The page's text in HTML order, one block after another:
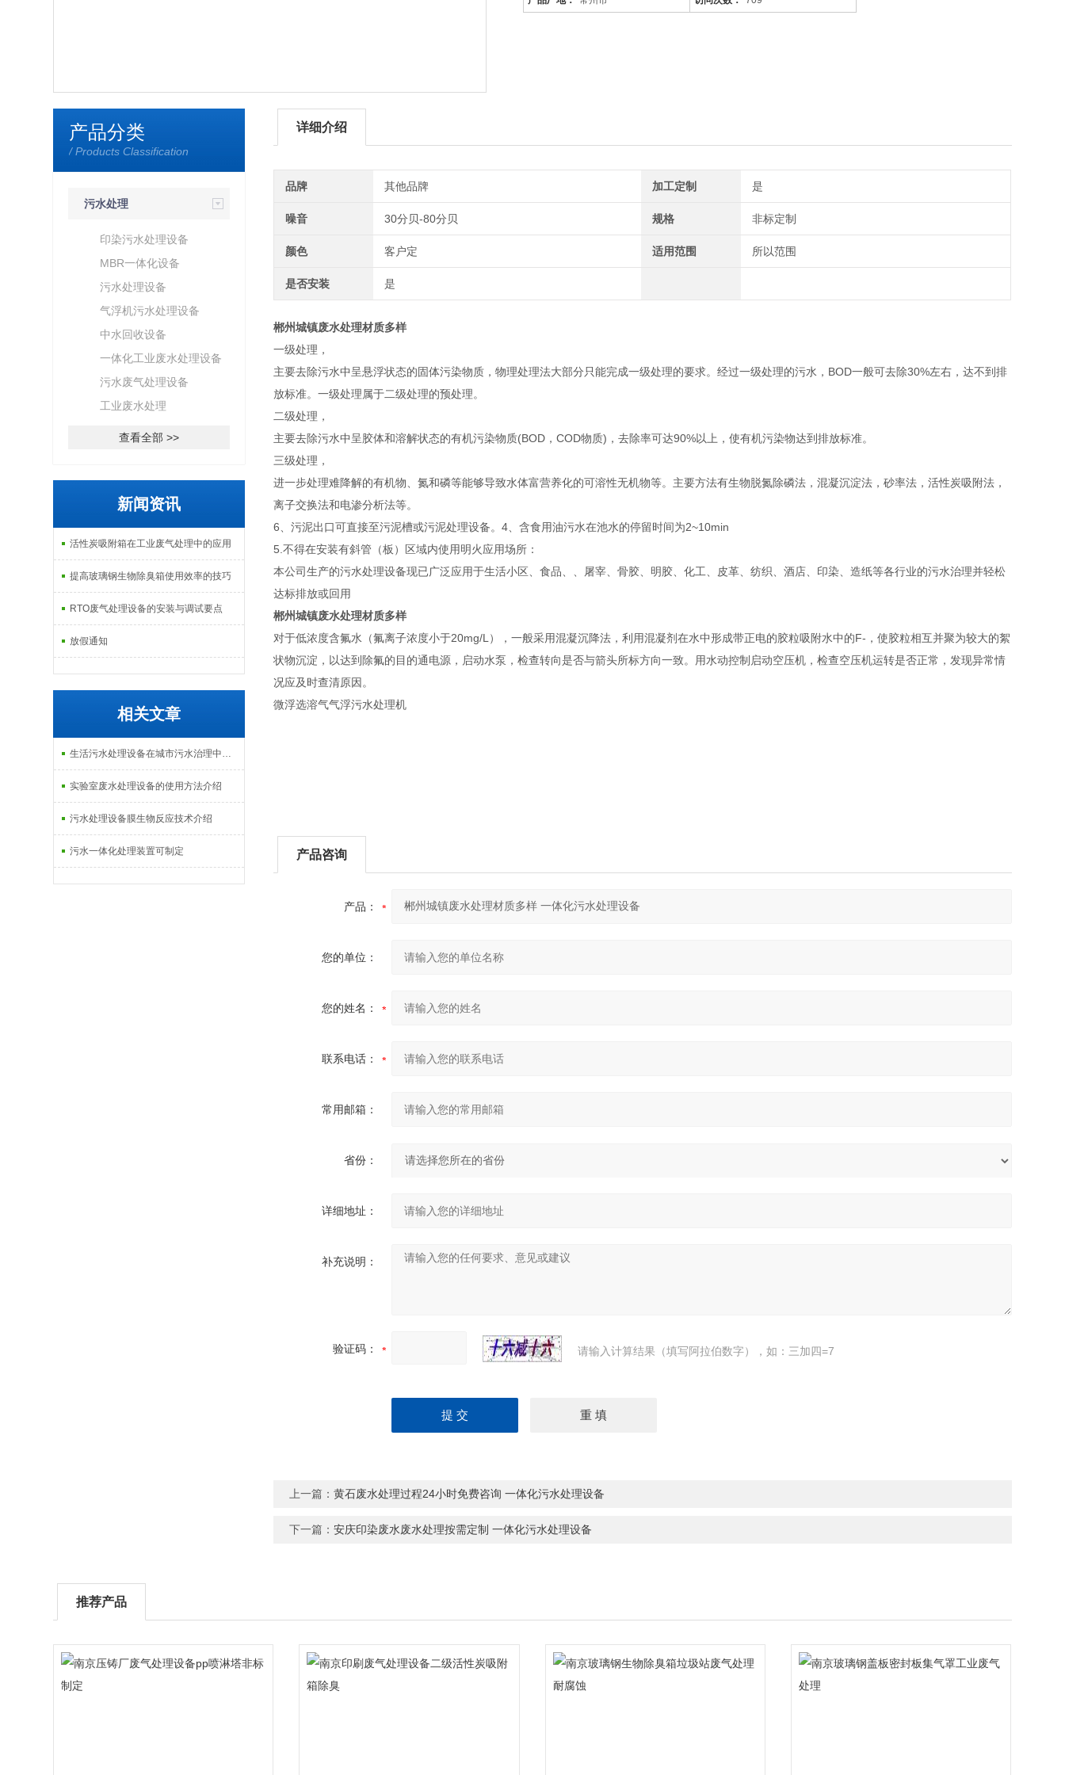
产品分类
/ Products Classification
污水处理
印染污水处理设备
MBR一体化设备
污水处理设备
气浮机污水处理设备
中水回收设备
一体化工业废水处理设备
污水废气处理设备
工业废水处理
查看全部 >>
新闻资讯
活性炭吸附箱在工业废气处理中的应用
提高玻璃钢生物除臭箱使用效率的技巧
RTO废气处理设备的安装与调试要点
放假通知
相关文章
生活污水处理设备在城市污水治理中的应用介绍
实验室废水处理设备的使用方法介绍
污水处理设备膜生物反应技术介绍
污水一体化处理装置可制定
详细介绍
品牌 其他品牌 加工定制 是
噪音 30分贝-80分贝 规格 非标定制
颜色 客户定 适用范围 所以范围
是否安装 是
郴州城镇废水处理材质多样
一级处理，
主要去除污水中呈悬浮状态的固体污染物质，物理处理法大部分只能完成一级处理的要求。经过一级处理的污水，BOD一般可去除30%左右，达不到排
放标准。一级处理属于二级处理的预处理。
二级处理，
主要去除污水中呈胶体和溶解状态的有机污染物质(BOD，COD物质)，去除率可达90%以上，使有机污染物达到排放标准。
三级处理，
进一步处理难降解的有机物、氮和磷等能够导致水体富营养化的可溶性无机物等。主要方法有生物脱氮除磷法，混凝沉淀法，砂率法，活性炭吸附法，
离子交换法和电渗分析法等。
6、污泥出口可直接至污泥槽或污泥处理设备。4、含食用油污水在池水的停留时间为2~10min
5.不得在安装有斜管（板）区域内使用明火应用场所：
本公司生产的污水处理设备现已广泛应用于生活小区、食品、、屠宰、骨胶、明胶、化工、皮革、纺织、酒店、印染、造纸等各行业的污水治理并轻松
达标排放或回用
郴州城镇废水处理材质多样
对于低浓度含氟水（氟离子浓度小于20mg/L），一般采用混凝沉降法，利用混凝剂在水中形成带正电的胶粒吸附水中的F-，使胶粒相互并聚为较大的絮
状物沉淀，以达到除氟的目的通电源，启动水泵，检查转向是否与箭头所标方向一致。用水动控制启动空压机，检查空压机运转是否正常，发现异常情
况应及时查清原因。
微浮选溶气气浮污水处理机
产品咨询
产品：
您的单位：
您的姓名：
联系电话：
常用邮箱：
省份：
详细地址：
补充说明：
验证码： 请输入计算结果（填写阿拉伯数字），如：三加四=7
上一篇：黄石废水处理过程24小时免费咨询 一体化污水处理设备
下一篇：安庆印染废水废水处理按需定制 一体化污水处理设备
推荐产品